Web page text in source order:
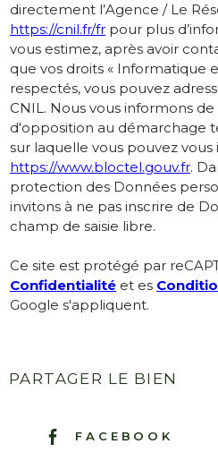
directement l’Agence / Le
https://cnil.fr/fr pour plus
vous estimez, après avoir
que vos droits « Informatique
respectés, vous pouvez
CNIL. Nous vous informons de
d'opposition au démarchage
sur laquelle vous pouvez vous
https://www.bloctel.gouv.fr.
protection des Données
invitons à ne pas inscrire de
champ de saisie libre.
Ce site est protégé par
Confidentialité et es
Google s'appliquent.
PARTAGER LE BIEN
FACEBOOK